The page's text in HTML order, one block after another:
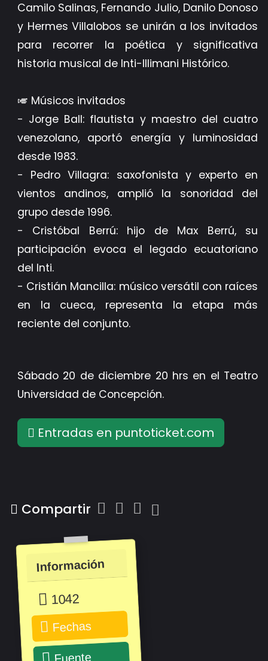
Camilo Salinas, Fernando Julio, Danilo Donoso
y Hermes Villalobos se unirán a los invitados
para recorrer la poética y significativa
historia musical de Inti-Illimani Histórico.
🎺 Músicos invitados
- Jorge Ball: flautista y maestro del cuatro
venezolano, aportó energía y luminosidad
desde 1983.
- Pedro Villagra: saxofonista y experto en
vientos andinos, amplió la sonoridad del
grupo desde 1996.
- Cristóbal Berrú: hijo de Max Berrú, su
participación evoca el legado ecuatoriano
del Inti.
- Cristián Mancilla: músico versátil con raíces
en la cueca, representa la etapa más
reciente del conjunto.
Sábado 20 de diciembre 20 hrs en el Teatro
Universidad de Concepción.
Entradas en puntoticket.com
Compartir
Información
1042
Fechas